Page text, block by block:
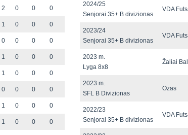
2 0 0 0
1 0 0 0
0 0 0 0
1 0 0 0
1 0 0 0
0 0 0 0
1 0 0 0
1 0 0 0
2024/25
Senjorai 35+ B divizionas
VDA
2023/24
Senjorai 35+ B divizionas
VDA
2023 m.
Lyga 8x8
Žaliai
2023 m.
SFL B Divizionas
Ozas
2022/23
Senjorai 35+ B divizionas
VDA